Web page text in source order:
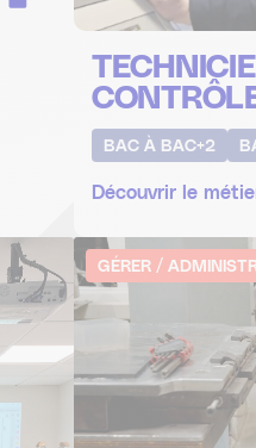
BAC À BAC+2
Découvrir le
GÉRER /